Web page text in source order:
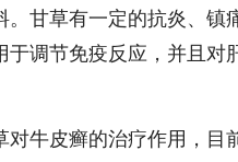
。甘草有一定的抗炎、镇
于调节免疫反应，并且对
对牛皮癣的治疗作用，目